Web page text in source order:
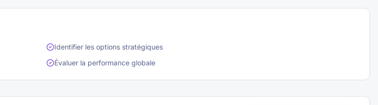
Identifier les options stratégiques
Évaluer la performance globale